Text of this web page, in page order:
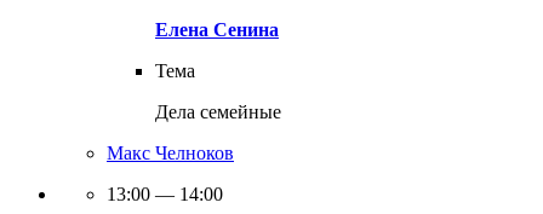
Елена Сенина
Тема
Дела семейные
Макс Челноков
13:00 — 14:00